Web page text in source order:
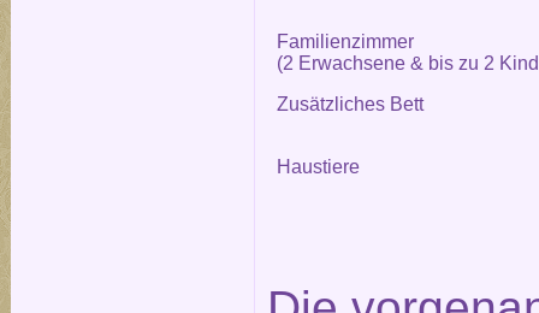
Familienzimmer
(2 Erwachsene & bis zu 2
Zusätzliches Bett
Haustiere